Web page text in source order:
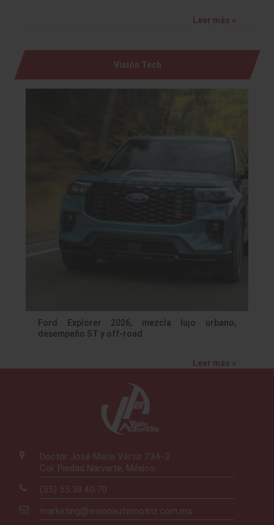
Leer más »
Visión Tech
Ford Explorer 2026, mezcla lujo urbano,
desempeño ST y off-road
Leer más »
Doctor José María Vértiz 734-3
Col. Piedad Narvarte, México
(55) 55.38.40.70
marketing@visionautomotriz.com.mx